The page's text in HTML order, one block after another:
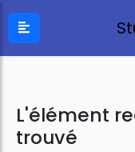
L'élément
trouvé